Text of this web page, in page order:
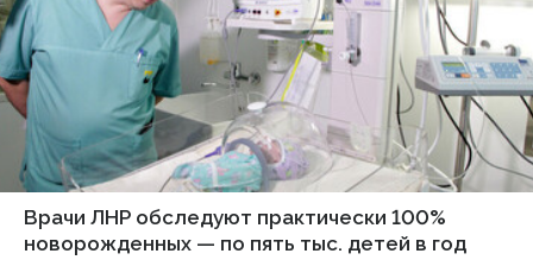
Врачи ЛНР обследуют практически 100%
новорожденных — по пять тыс. детей в год